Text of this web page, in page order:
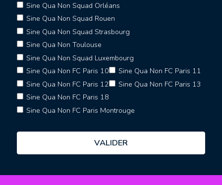
Sine Qua Non Squad Orléans
Sine Qua Non Squad Rouen
Sine Qua Non Squad Strasbourg
Sine Qua Non Toulouse
Sine Qua Non Squad Luxembourg
Sine Qua Non FC Paris 10
Sine Qua Non FC Paris 11
Sine Qua Non FC Paris 12
Sine Qua Non FC Paris 13
Sine Qua Non FC Paris 18
Sine Qua Non FC Paris Montrouge